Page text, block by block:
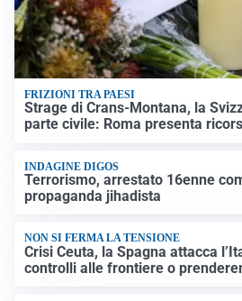
FRIZIONI TRA PAESI
Strage di Crans-Montana, la
parte civile: Roma presenta
INDAGINE DIGOS
Terrorismo, arrestato 16enne
propaganda jihadista
NON SI FERMA LA TENSIONE
Crisi Ceuta, la Spagna attacca
controlli alle frontiere o